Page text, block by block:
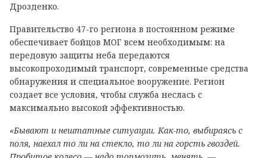
Дрозденко.
Правительство 47-го региона в постоянном режиме
обеспечивает бойцов МОГ всем необходимым: на
передовую защиты неба передаются
высокопроходимый транспорт, современные средства
обнаружения и специальное вооружение. Регион
создает все условия, чтобы служба неслась с
максимально высокой эффективностью.
«Бывают и нештатные ситуации. Как-то, выбираясь с
поля, наехал то ли на стекло, то ли на горсть гвоздей.